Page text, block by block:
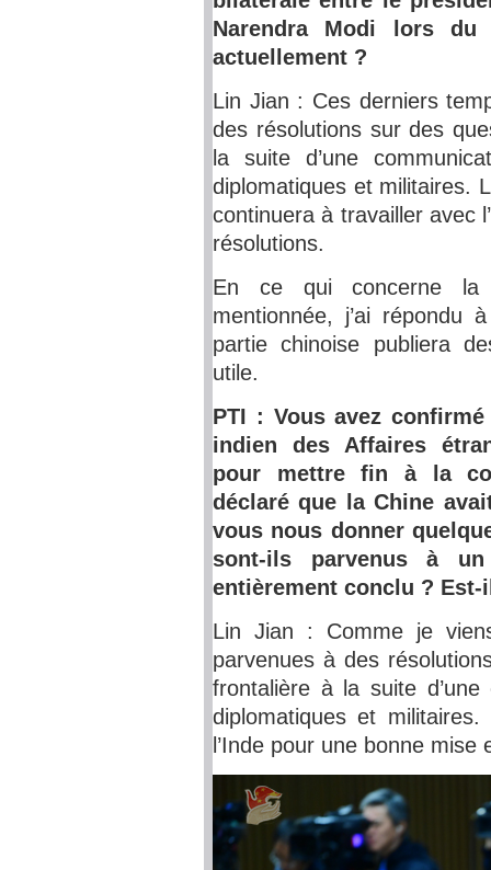
Narendra Modi lors
actuellement ?
Lin Jian : Ces derniers
des résolutions sur des
la suite d’une
diplomatiques et militaires.
continuera à travailler avec
résolutions.
En ce qui concerne la
mentionnée, j’ai répondu
partie chinoise publiera
utile.
PTI : Vous avez
indien des Affaires
pour mettre fin à la
déclaré que la Chine
vous nous donner
sont-ils parvenus à
entièrement conclu ?
Lin Jian : Comme je
parvenues à des
frontalière à la suite
diplomatiques et
l’Inde pour une bonne